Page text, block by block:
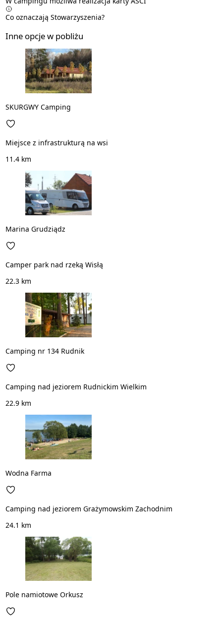
Co oznaczają Stowarzyszenia?
Inne opcje w pobliżu
SKURGWY Camping
Miejsce z infrastrukturą na wsi
11.4 km
Marina Grudziądz
Camper park nad rzeką Wisłą
22.3 km
Camping nr 134 Rudnik
Camping nad jeziorem Rudnickim Wielkim
22.9 km
Wodna Farma
Camping nad jeziorem Grażymowskim Zachodnim
24.1 km
Pole namiotowe Orkusz